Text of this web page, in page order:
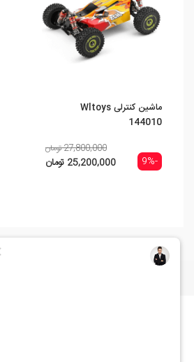
ماشین کنترلی Wltoys
144010
-9%
27,800,000 تومان
25,200,000 تومان